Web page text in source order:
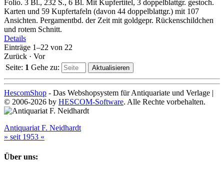
Folio. 3 Bl., 232 S., 6 Bl. Mit Kupfertitel, 3 doppelblattgr. gestoch.
Karten und 59 Kupfertafeln (davon 44 doppelblattgr.) mit 107
Ansichten. Pergamentbd. der Zeit mit goldgepr. Rückenschildchen
und rotem Schnitt.
Details
Einträge 1–22 von 22
Zurück · Vor
Seite: 1 Gehe zu:
HescomShop - Das Webshopsystem für Antiquariate und Verlage |
© 2006-2026 by HESCOM-Software. Alle Rechte vorbehalten.
Antiquariat F. Neidhardt
» seit 1953 «
Über uns: